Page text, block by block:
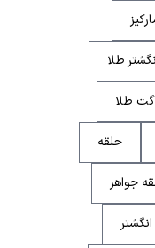
طلا
طلا
حلقه
جواهر